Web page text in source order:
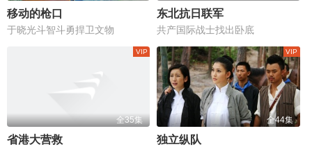
移动的枪口
于晓光斗智斗勇捍卫文物
东北抗日联军
共产国际战士找出卧底
全35集
省港大营救
全44集
独立纵队